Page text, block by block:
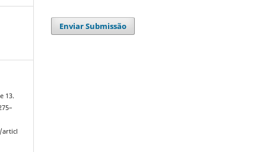
13.
articl
Enviar Submissão